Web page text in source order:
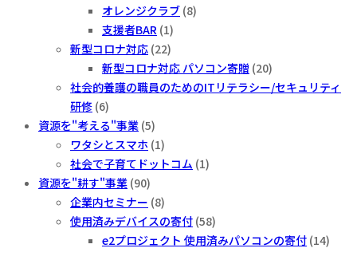
オレンジクラブ (8)
支援者BAR (1)
新型コロナ対応 (22)
新型コロナ対応 パソコン寄贈 (20)
社会的養護の職員のためのITリテラシー/セキュリティ
研修 (6)
資源を"考える"事業 (5)
ワタシとスマホ (1)
社会で子育てドットコム (1)
資源を"耕す"事業 (90)
企業内セミナー (8)
使用済みデバイスの寄付 (58)
e2プロジェクト 使用済みパソコンの寄付 (14)